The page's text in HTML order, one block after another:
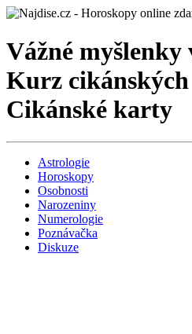
Vážné myšlenky
Kurz
Cikánské karty
Astrologie
Horoskopy
Osobnosti
Narozeniny
Numerologie
Poznávačka
Diskuze